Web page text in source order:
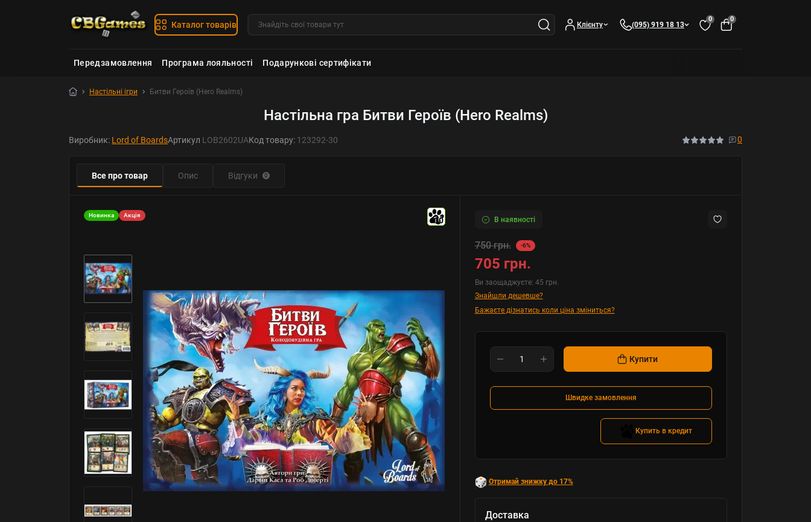
Каталог товарів Клієнту (095) 919 18 13
0 0
Передзамовлення Програма лояльності Подарункові сертифікати
Настільні ігри Битви Героїв (Hero Realms)
Настільна гра Битви Героїв (Hero Realms)
Виробник: Lord of BoardsАртикул LOB2602UAКод товару: 123292-30 0
Все про товар Опис Відгуки 0
Новинка Акція
10 В наявності
750 грн. -6%
705 грн.
Ви заощаджуєте: 45 грн.
Знайшли дешевше?
Бажаєте дізнатись коли ціна зміниться?
Купити
Швидке замовлення
Купить в кредит
Отримай знижку до 17%
Доставка